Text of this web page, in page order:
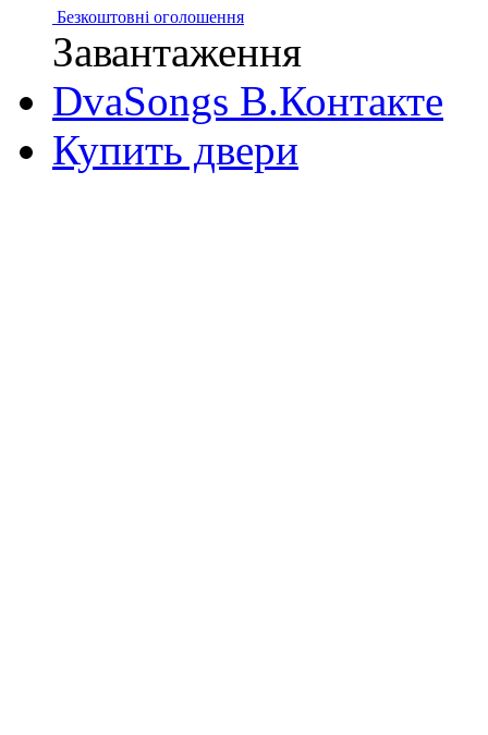
Безкоштовні оголошення
Завантаження
DvaSongs В.Контакте
Купить двери